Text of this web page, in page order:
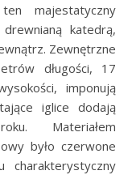
majestatyczny
katedrą,
Zewnętrzne
długości, 17
imponują
iglice dodają
Materiałem
było czerwone